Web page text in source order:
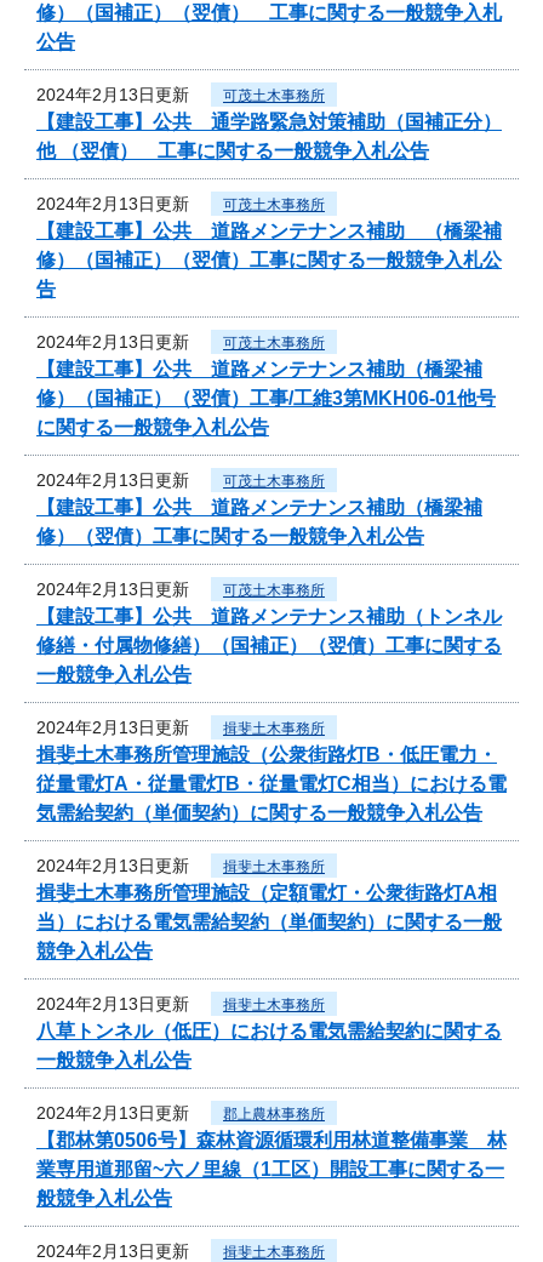
修）（国補正）（翌債） 工事に関する一般競争入札
公告
2024年2月13日更新 可茂土木事務所
【建設工事】公共 通学路緊急対策補助（国補正分）
他 （翌債） 工事に関する一般競争入札公告
2024年2月13日更新 可茂土木事務所
【建設工事】公共 道路メンテナンス補助 （橋梁補
修）（国補正）（翌債）工事に関する一般競争入札公
告
2024年2月13日更新 可茂土木事務所
【建設工事】公共 道路メンテナンス補助（橋梁補
修）（国補正）（翌債）工事/工維3第MKH06-01他号
に関する一般競争入札公告
2024年2月13日更新 可茂土木事務所
【建設工事】公共 道路メンテナンス補助（橋梁補
修）（翌債）工事に関する一般競争入札公告
2024年2月13日更新 可茂土木事務所
【建設工事】公共 道路メンテナンス補助（トンネル
修繕・付属物修繕）（国補正）（翌債）工事に関する
一般競争入札公告
2024年2月13日更新 揖斐土木事務所
揖斐土木事務所管理施設（公衆街路灯B・低圧電力・
従量電灯A・従量電灯B・従量電灯C相当）における電
気需給契約（単価契約）に関する一般競争入札公告
2024年2月13日更新 揖斐土木事務所
揖斐土木事務所管理施設（定額電灯・公衆街路灯A相
当）における電気需給契約（単価契約）に関する一般
競争入札公告
2024年2月13日更新 揖斐土木事務所
八草トンネル（低圧）における電気需給契約に関する
一般競争入札公告
2024年2月13日更新 郡上農林事務所
【郡林第0506号】森林資源循環利用林道整備事業 林
業専用道那留~六ノ里線（1工区）開設工事に関する一
般競争入札公告
2024年2月13日更新 揖斐土木事務所